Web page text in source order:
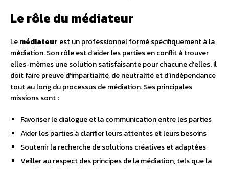
Le rôle du médiateur
Lemédiateur est un professionnel formé spécifiquement à la
médiation. Son rôle est d’aider les parties en conflit à trouver
elles-mêmes une solution satisfaisante pour chacune d’elles. Il
doit faire preuve d’impartialité, de neutralité et d’indépendance
tout au long du processus de médiation. Ses principales
missions sont :
Favoriser le dialogue et la communication entre les parties
Aider les parties à clarifier leurs attentes et leurs besoins
Soutenir la recherche de solutions créatives et adaptées
Veiller au respect des principes de la médiation, tels que la